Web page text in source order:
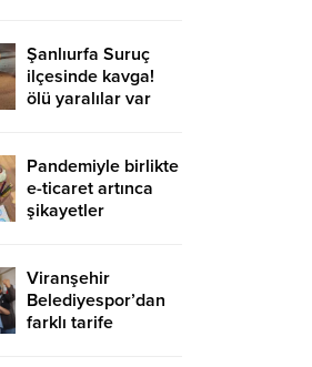
Şanlıurfa Suruç
ilçesinde kavga!
ölü yaralılar var
Pandemiyle birlikte
e-ticaret artınca
şikayetler
Viranşehir
Belediyespor’dan
farklı tarife